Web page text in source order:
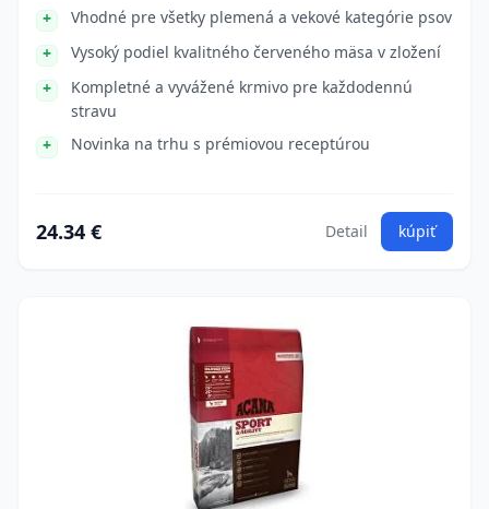
Vhodné pre všetky plemená a vekové kategórie psov
Vysoký podiel kvalitného červeného mäsa v zložení
Kompletné a vyvážené krmivo pre každodennú
stravu
Novinka na trhu s prémiovou receptúrou
24.34 € Detail kúpiť